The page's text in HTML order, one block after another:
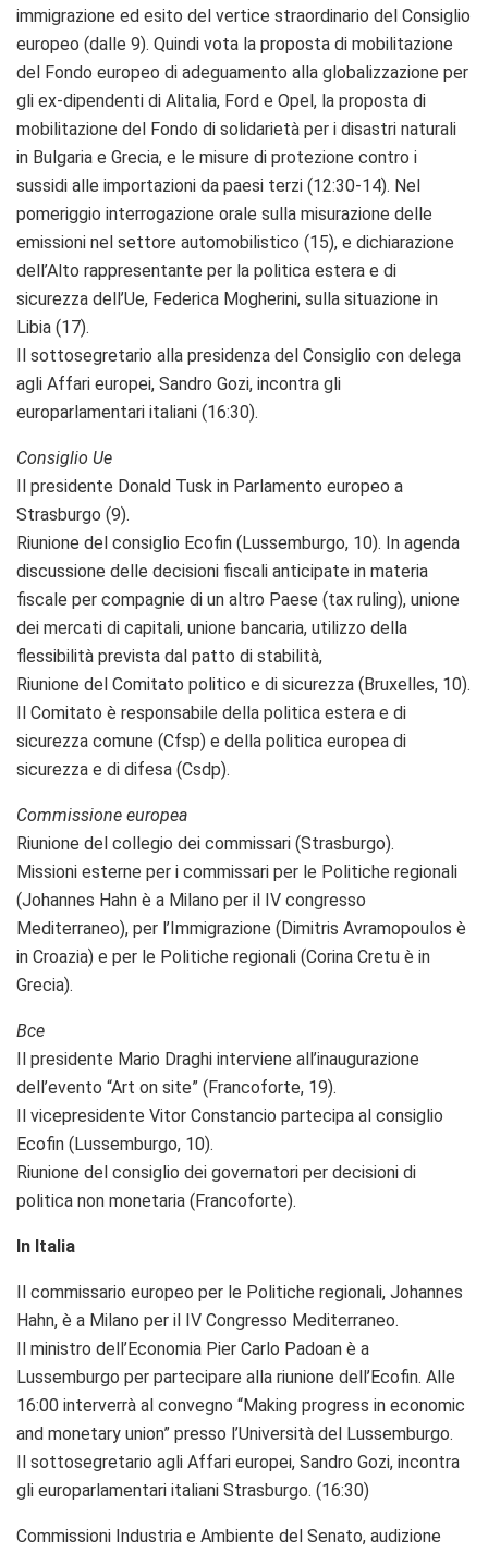
immigrazione ed esito del vertice straordinario del Consiglio
europeo (dalle 9). Quindi vota la proposta di mobilitazione
del Fondo europeo di adeguamento alla globalizzazione per
gli ex-dipendenti di Alitalia, Ford e Opel, la proposta di
mobilitazione del Fondo di solidarietà per i disastri naturali
in Bulgaria e Grecia, e le misure di protezione contro i
sussidi alle importazioni da paesi terzi (12:30-14). Nel
pomeriggio interrogazione orale sulla misurazione delle
emissioni nel settore automobilistico (15), e dichiarazione
dell’Alto rappresentante per la politica estera e di
sicurezza dell’Ue, Federica Mogherini, sulla situazione in
Libia (17).
Il sottosegretario alla presidenza del Consiglio con delega
agli Affari europei, Sandro Gozi, incontra gli
europarlamentari italiani (16:30).
Consiglio Ue
Il presidente Donald Tusk in Parlamento europeo a
Strasburgo (9).
Riunione del consiglio Ecofin (Lussemburgo, 10). In agenda
discussione delle decisioni fiscali anticipate in materia
fiscale per compagnie di un altro Paese (tax ruling), unione
dei mercati di capitali, unione bancaria, utilizzo della
flessibilità prevista dal patto di stabilità,
Riunione del Comitato politico e di sicurezza (Bruxelles, 10).
Il Comitato è responsabile della politica estera e di
sicurezza comune (Cfsp) e della politica europea di
sicurezza e di difesa (Csdp).
Commissione europea
Riunione del collegio dei commissari (Strasburgo).
Missioni esterne per i commissari per le Politiche regionali
(Johannes Hahn è a Milano per il IV congresso
Mediterraneo), per l’Immigrazione (Dimitris Avramopoulos è
in Croazia) e per le Politiche regionali (Corina Cretu è in
Grecia).
Bce
Il presidente Mario Draghi interviene all’inaugurazione
dell’evento “Art on site” (Francoforte, 19).
Il vicepresidente Vitor Constancio partecipa al consiglio
Ecofin (Lussemburgo, 10).
Riunione del consiglio dei governatori per decisioni di
politica non monetaria (Francoforte).
In Italia
Il commissario europeo per le Politiche regionali, Johannes
Hahn, è a Milano per il IV Congresso Mediterraneo.
Il ministro dell’Economia Pier Carlo Padoan è a
Lussemburgo per partecipare alla riunione dell’Ecofin. Alle
16:00 interverrà al convegno “Making progress in economic
and monetary union” presso l’Università del Lussemburgo.
Il sottosegretario agli Affari europei, Sandro Gozi, incontra
gli europarlamentari italiani Strasburgo. (16:30)
Commissioni Industria e Ambiente del Senato, audizione